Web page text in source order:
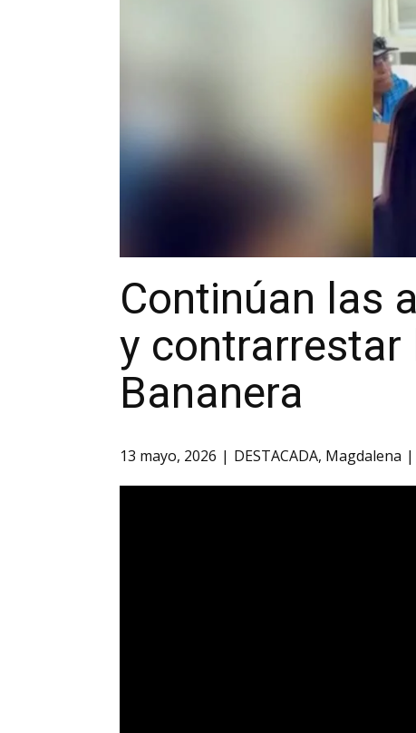
Continúan las
y contrarrestar
Bananera
13 mayo, 2026 DESTACADA, Magdalena